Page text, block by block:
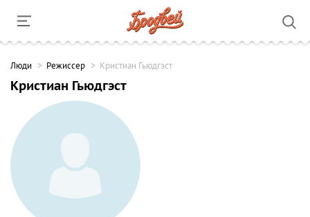
Люди Режиссер Кристиан Гьюдгэст
Кристиан Гьюдгэст